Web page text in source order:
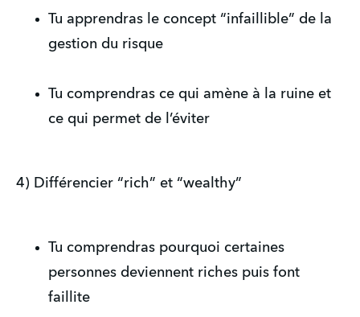
Tu apprendras le concept “infaillible” de la
gestion du risque
Tu comprendras ce qui amène à la ruine et
ce qui permet de l’éviter
4) Différencier “rich” et “wealthy”
Tu comprendras pourquoi certaines
personnes deviennent riches puis font
faillite